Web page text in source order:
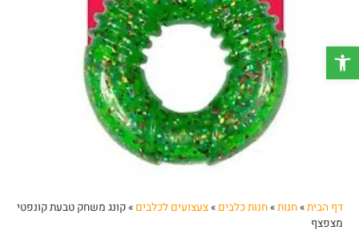
פתח סרגל נגישות
דף הבית»חנות»חנות כלבים »צעצועים לכלבים »קונג משחק טבעת קונפטי
מצפצף